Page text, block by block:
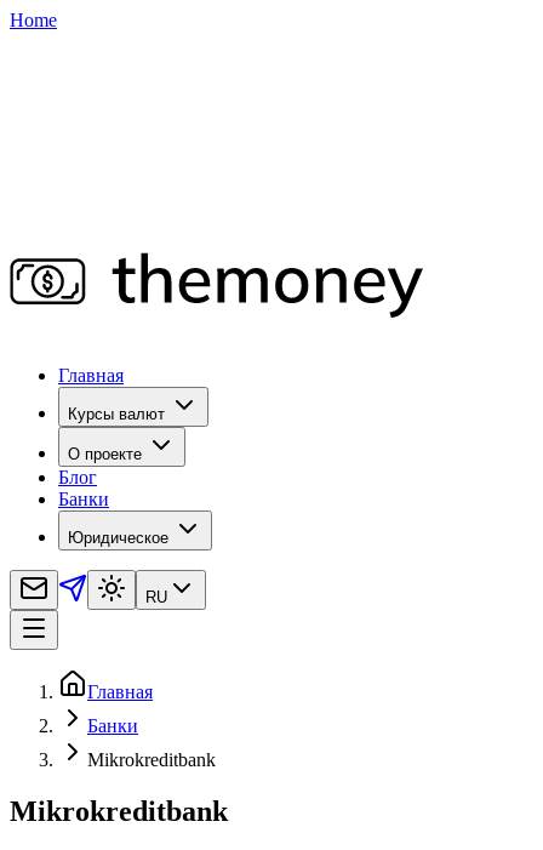
Home
Главная
Курсы валют
О проекте
Блог
Банки
Юридическое
RU
Главная
Банки
Mikrokreditbank
Mikrokreditbank